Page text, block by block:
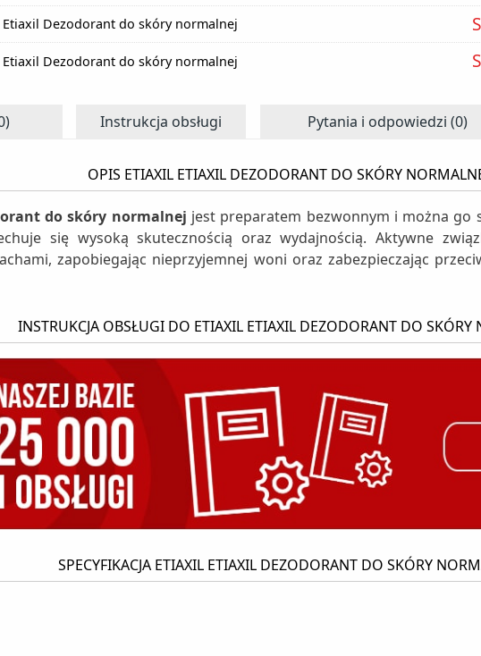
Etiaxil Dezodorant do skóry normalnej
Etiaxil Dezodorant do skóry normalnej
Instrukcja obsługi Pytania i odpowiedzi (0)
OPIS ETIAXIL ETIAXIL DEZODORANT DO SKÓRY
do skóry normalnej jest preparatem bezwonnym i można go
się wysoką skutecznością oraz wydajnością. Aktywne
zapobiegając nieprzyjemnej woni oraz zabezpieczając
INSTRUKCJA OBSŁUGI DO ETIAXIL ETIAXIL DEZODORANT DO SKÓRY
SPECYFIKACJA ETIAXIL ETIAXIL DEZODORANT DO SKÓRY